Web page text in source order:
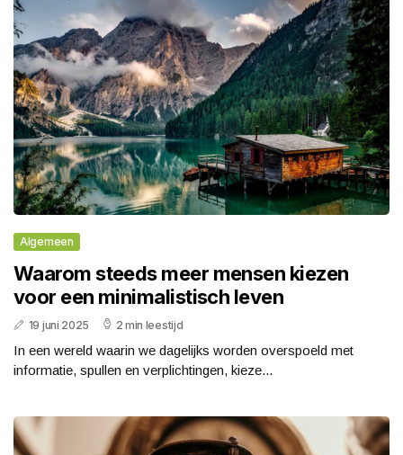
Algemeen
Waarom steeds meer mensen kiezen
voor een minimalistisch leven
19 juni 2025 2 min leestijd
In een wereld waarin we dagelijks worden overspoeld met
informatie, spullen en verplichtingen, kieze...